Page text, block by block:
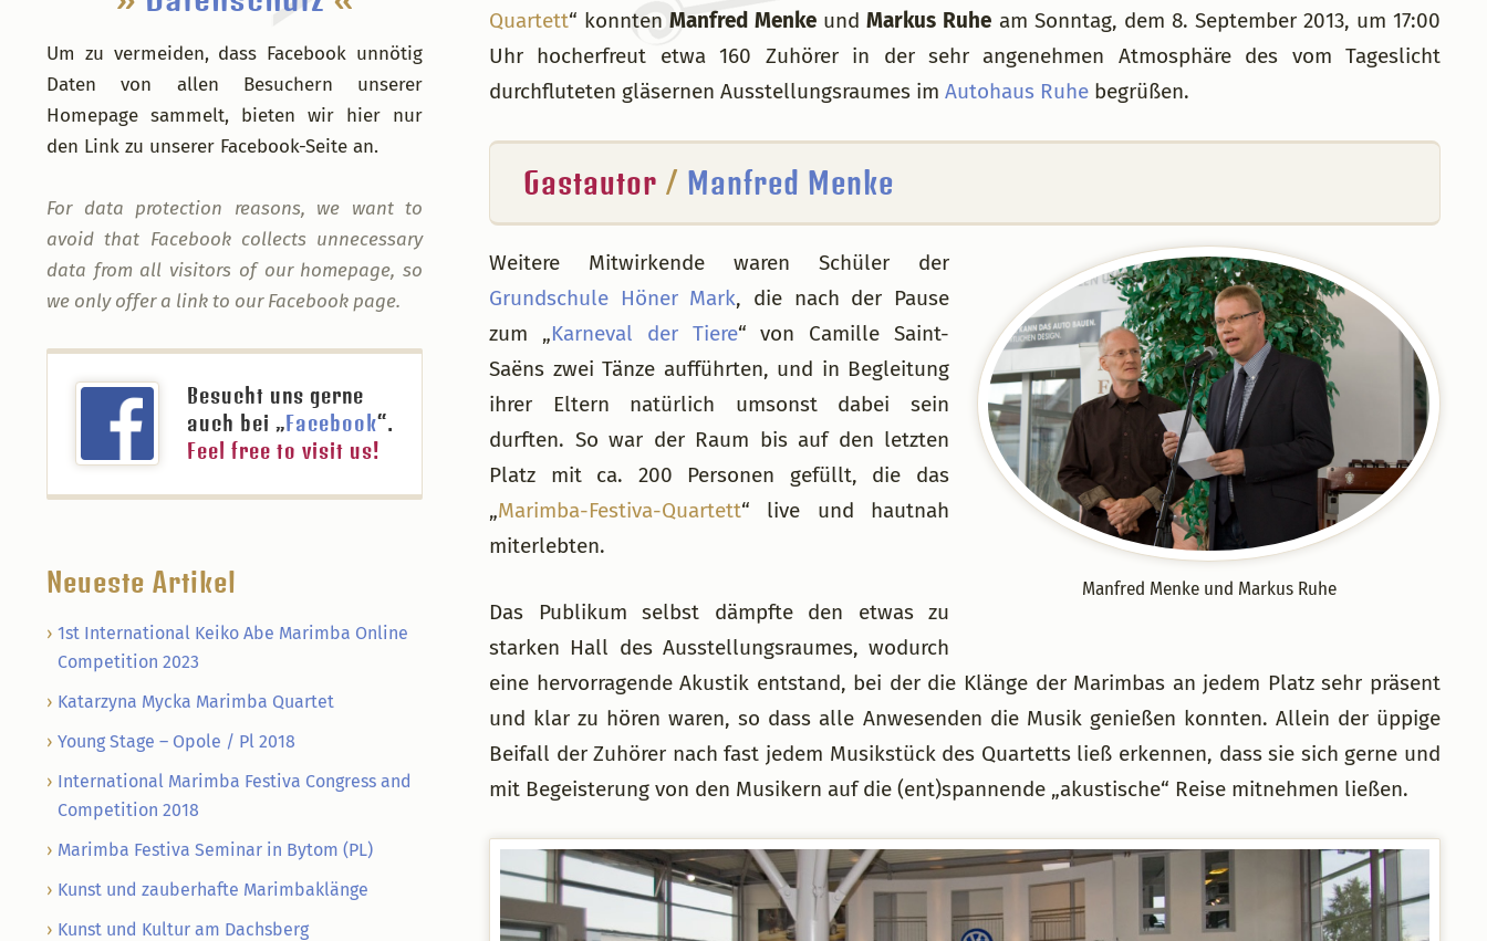
Quartett“ konntenManfred Menke undMarkus Ruhe am Sonntag, dem 8. September 2013, um 17:00
Uhr hocherfreut etwa 160 Zuhörer in der sehr angenehmen Atmosphäre des vom Tageslicht
durchfluteten gläsernen Ausstellungsraumes im Autohaus Ruhe begrüßen.
Gastautor / Manfred Menke
Manfred Menke und Markus Ruhe
Weitere Mitwirkende waren Schüler der
Grundschule Höner Mark, die nach der Pause
zum „Karneval der Tiere“ von Camille Saint-
Saëns zwei Tänze aufführten, und in Begleitung
ihrer Eltern natürlich umsonst dabei sein
durften. So war der Raum bis auf den letzten
Platz mit ca. 200 Personen gefüllt, die das
„Marimba-Festiva-Quartett“ live und hautnah
miterlebten.
Das Publikum selbst dämpfte den etwas zu
starken Hall des Ausstellungsraumes, wodurch
eine hervorragende Akustik entstand, bei der die Klänge der Marimbas an jedem Platz sehr präsent
und klar zu hören waren, so dass alle Anwesenden die Musik genießen konnten. Allein der üppige
Beifall der Zuhörer nach fast jedem Musikstück des Quartetts ließ erkennen, dass sie sich gerne und
mit Begeisterung von den Musikern auf die (ent)spannende „akustische“ Reise mitnehmen ließen.
Um zu vermeiden, dass Facebook unnötig
Daten von allen Besuchern unserer
Homepage sammelt, bieten wir hier nur
den Link zu unserer Facebook-Seite an.
For data protection reasons, we want to
avoid that Facebook collects unnecessary
data from all visitors of our homepage, so
we only offer a link to our Facebook page.
Besucht uns gerne
auch bei „Facebook“.
Feel free to visit us!
Neueste Artikel
1st International Keiko Abe Marimba Online
Competition 2023
Katarzyna Mycka Marimba Quartet
Young Stage – Opole / Pl 2018
International Marimba Festiva Congress and
Competition 2018
Marimba Festiva Seminar in Bytom (PL)
Kunst und zauberhafte Marimbaklänge
Kunst und Kultur am Dachsberg